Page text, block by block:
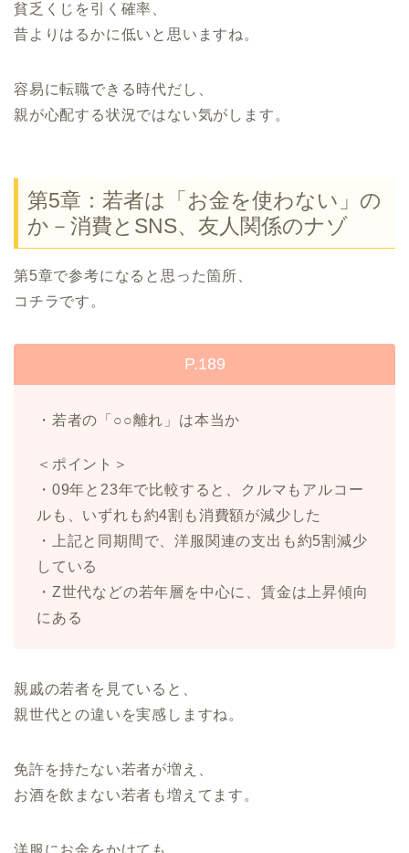
貧乏くじを引く確率、
昔よりはるかに低いと思いますね。
容易に転職できる時代だし、
親が心配する状況ではない気がします。
第5章：若者は「お金を使わない」の
か－消費とSNS、友人関係のナゾ
第5章で参考になると思った箇所、
コチラです。
P.189
・若者の「○○離れ」は本当か
＜ポイント＞
・09年と23年で比較すると、クルマもアルコー
ルも、いずれも約4割も消費額が減少した
・上記と同期間で、洋服関連の支出も約5割減少
している
・Z世代などの若年層を中心に、賃金は上昇傾向
にある
親戚の若者を見ていると、
親世代との違いを実感しますね。
免許を持たない若者が増え、
お酒を飲まない若者も増えてます。
洋服にお金をかけても、